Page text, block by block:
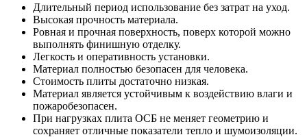
Длительный период использование без затрат на уход.
Высокая прочность материала.
Ровная и прочная поверхность, поверх которой можно
выполнять финишную отделку.
Легкость и оперативность установки.
Материал полностью безопасен для человека.
Стоимость плиты достаточно низкая.
Материал является устойчивым к воздействию влаги и
пожаробезопасен.
При нагрузках плита ОСБ не меняет геометрию и
сохраняет отличные показатели тепло и шумоизоляции.